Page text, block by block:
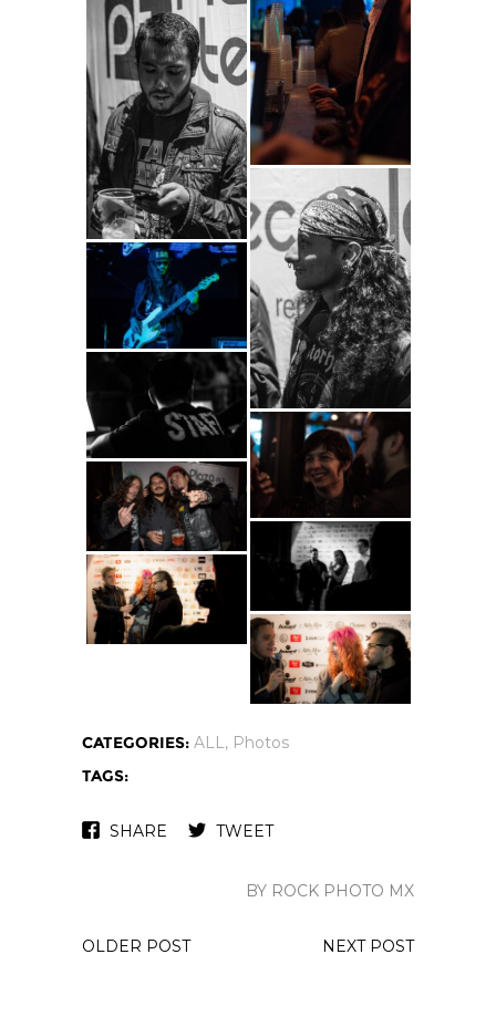
CATEGORIES: ALL, Photos
TAGS:
SHARE TWEET
BY ROCK PHOTO MX
OLDER POST NEXT POST